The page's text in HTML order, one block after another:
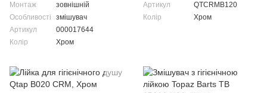
Монтаж
зовнішній
Особливості
змішувач
Артикул
000017644
Колір
Хром
Артикул
QTCRMB120
Колір
Хром